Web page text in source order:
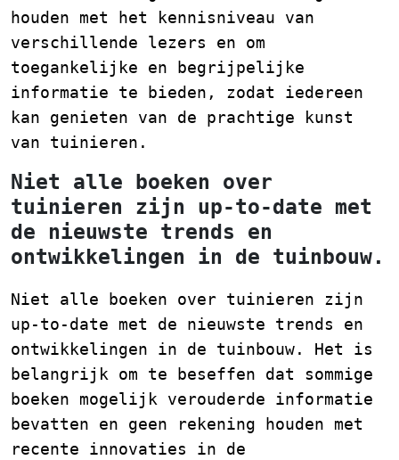
houden met het kennisniveau van
verschillende lezers en om
toegankelijke en begrijpelijke
informatie te bieden, zodat iedereen
kan genieten van de prachtige kunst
van tuinieren.
Niet alle boeken over
tuinieren zijn up-to-date met
de nieuwste trends en
ontwikkelingen in de tuinbouw.
Niet alle boeken over tuinieren zijn
up-to-date met de nieuwste trends en
ontwikkelingen in de tuinbouw. Het is
belangrijk om te beseffen dat sommige
boeken mogelijk verouderde informatie
bevatten en geen rekening houden met
recente innovaties in de